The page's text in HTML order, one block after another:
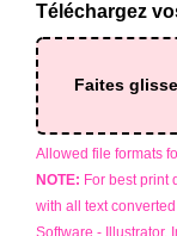
Téléchargez
Faites
Allowed file formats
NOTE: For best print
with all text
Software - Illustrator,